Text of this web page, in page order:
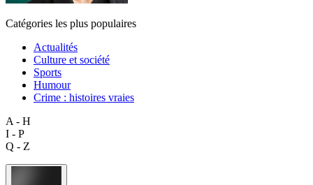
Catégories les plus populaires
Actualités
Culture et société
Sports
Humour
Crime : histoires vraies
A - H
I - P
Q - Z